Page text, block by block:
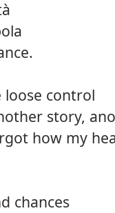
loose control
story,
how my
chances